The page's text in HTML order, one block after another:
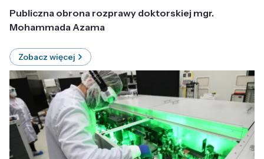
Publiczna obrona rozprawy doktorskiej mgr.
Mohammada Azama
Zobacz więcej